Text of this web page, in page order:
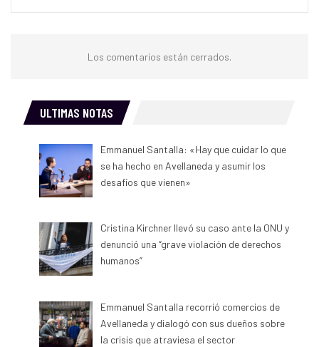
Los comentarios están cerrados.
ULTIMAS NOTAS
Emmanuel Santalla: «Hay que cuidar lo que
se ha hecho en Avellaneda y asumir los
desafíos que vienen»
Cristina Kirchner llevó su caso ante la ONU y
denunció una “grave violación de derechos
humanos”
Emmanuel Santalla recorrió comercios de
Avellaneda y dialogó con sus dueños sobre
la crisis que atraviesa el sector